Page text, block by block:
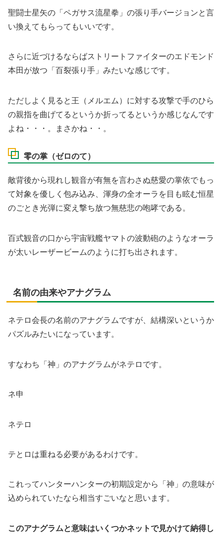
聖闘士星矢の「ペガサス流星拳」の張り手バージョンと言
い換えてもらってもいいです。
さらに近づけるならばストリートファイターのエドモンド
本田が放つ「百裂張り手」みたいな感じです。
ただしよく見ると王（メルエム）に対する攻撃で手のひら
の親指を曲げてるというか折ってるというか感じなんです
よね・・・。まさかね・・。
零の掌（ゼロのて）
敵背後から現れし観音が有無を言わさぬ慈愛の掌依でもっ
て対象を優しく包み込み、渾身の全オーラを目も眩む恒星
のごとき光弾に変え撃ち放つ無慈悲の咆哮である。
百式観音の口から宇宙戦艦ヤマトの波動砲のようなオーラ
が太いレーザービームのように打ち出されます。
名前の由来やアナグラム
ネテロ会長の名前のアナグラムですが、結構深いというか
パズルみたいになっています。
すなわち「神」のアナグラムがネテロです。
ネ申
ネテロ
テとロは重ねる必要があるわけです。
これってハンターハンターの初期設定から「神」の意味が
込められていたなら相当すごいなと思います。
このアナグラムと意味はいくつかネットで見かけて納得し